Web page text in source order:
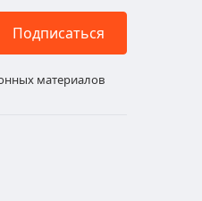
Подписаться
материалов